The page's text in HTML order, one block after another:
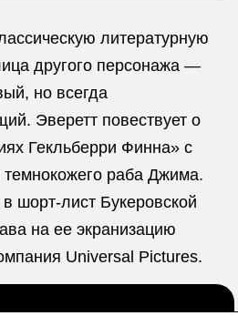
литературную
другого персонажа —
но всегда
Эверетт повествует о
Гекльберри Финна» с
темнокожего раба Джима.
шорт-лист Букеровской
на ее экранизацию
Universal Pictures.